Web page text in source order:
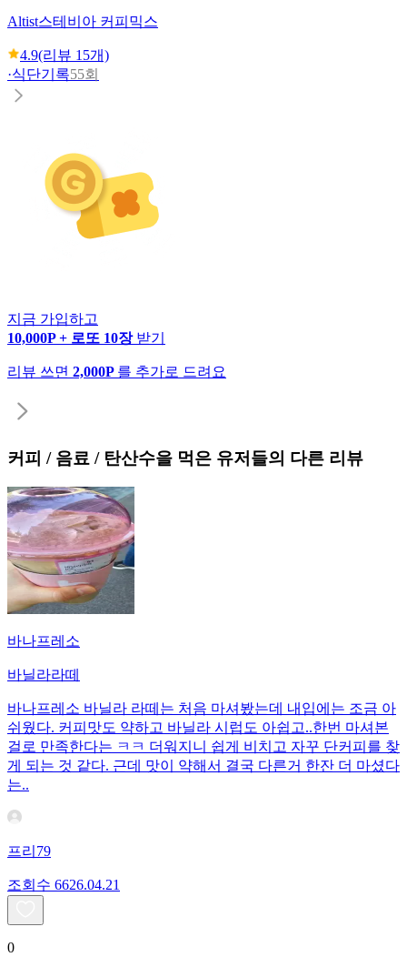
Altist스테비아 커피믹스
4.9(리뷰 15개)
·식단기록55회
지금 가입하고
10,000P + 로또 10장 받기
리뷰 쓰면 2,000P 를 추가로 드려요
커피 / 음료 / 탄산수을 먹은 유저들의 다른 리뷰
바나프레소
바닐라라떼
바나프레소 바닐라 라떼는 처음 마셔봤는데 내입에는 조금 아
쉬웠다. 커피맛도 약하고 바닐라 시럽도 아쉽고..한번 마셔본
걸로 만족한다는 ㅋㅋ 더워지니 쉽게 비치고 자꾸 단커피를 찾
게 되는 것 같다. 근데 맛이 약해서 결국 다른거 한잔 더 마셨다
는..
프리79
조회수 6626.04.21
0